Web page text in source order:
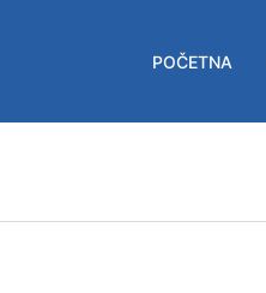
POČETNA